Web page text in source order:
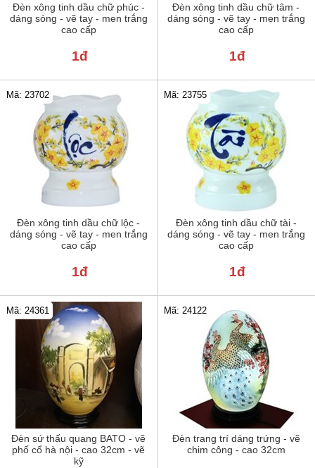
Đèn xông tinh dầu chữ phúc -
dáng sóng - vẽ tay - men trắng
cao cấp
1đ
Đèn xông tinh dầu chữ tâm -
dáng sóng - vẽ tay - men trắng
cao cấp
1đ
Đèn xông tinh dầu chữ lộc -
dáng sóng - vẽ tay - men trắng
cao cấp
Mã: 23702
1đ
Đèn xông tinh dầu chữ tài -
dáng sóng - vẽ tay - men trắng
cao cấp
Mã: 23755
1đ
Đèn sứ thấu quang BATO - vẽ
phố cổ hà nội - cao 32cm - vẽ
kỹ
Mã: 24361
Đèn trang trí dáng trứng - vẽ
chim công - cao 32cm
Mã: 24122